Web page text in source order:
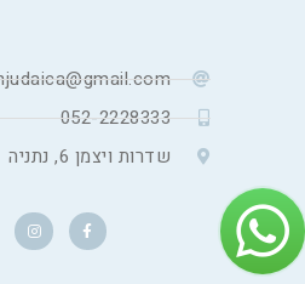
052-2228333
שדרות ויצמן 6, נתניה